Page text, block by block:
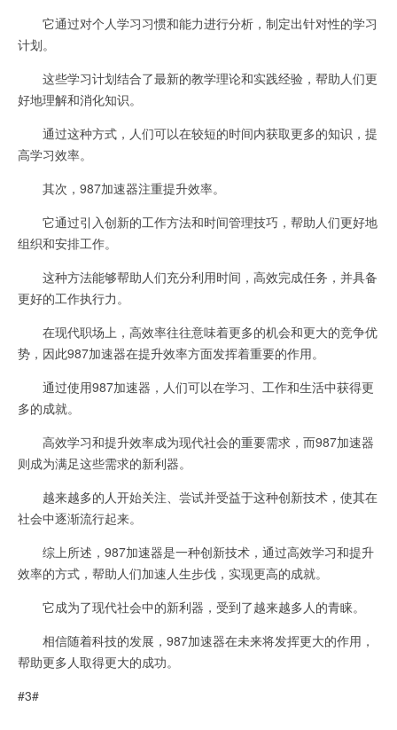
它通过对个人学习习惯和能力进行分析，制定出针对性的学习
计划。
这些学习计划结合了最新的教学理论和实践经验，帮助人们更
好地理解和消化知识。
通过这种方式，人们可以在较短的时间内获取更多的知识，提
高学习效率。
其次，987加速器注重提升效率。
它通过引入创新的工作方法和时间管理技巧，帮助人们更好地
组织和安排工作。
这种方法能够帮助人们充分利用时间，高效完成任务，并具备
更好的工作执行力。
在现代职场上，高效率往往意味着更多的机会和更大的竞争优
势，因此987加速器在提升效率方面发挥着重要的作用。
通过使用987加速器，人们可以在学习、工作和生活中获得更
多的成就。
高效学习和提升效率成为现代社会的重要需求，而987加速器
则成为满足这些需求的新利器。
越来越多的人开始关注、尝试并受益于这种创新技术，使其在
社会中逐渐流行起来。
综上所述，987加速器是一种创新技术，通过高效学习和提升
效率的方式，帮助人们加速人生步伐，实现更高的成就。
它成为了现代社会中的新利器，受到了越来越多人的青睐。
相信随着科技的发展，987加速器在未来将发挥更大的作用，
帮助更多人取得更大的成功。
#3#